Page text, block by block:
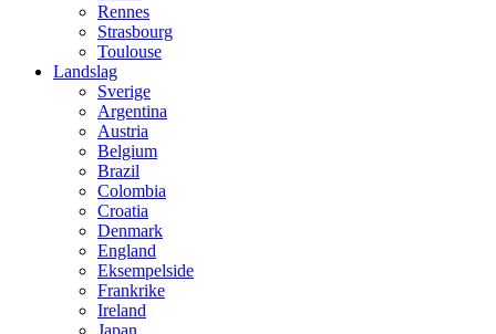
Rennes
Strasbourg
Toulouse
Landslag
Sverige
Argentina
Austria
Belgium
Brazil
Colombia
Croatia
Denmark
England
Eksempelside
Frankrike
Ireland
Japan